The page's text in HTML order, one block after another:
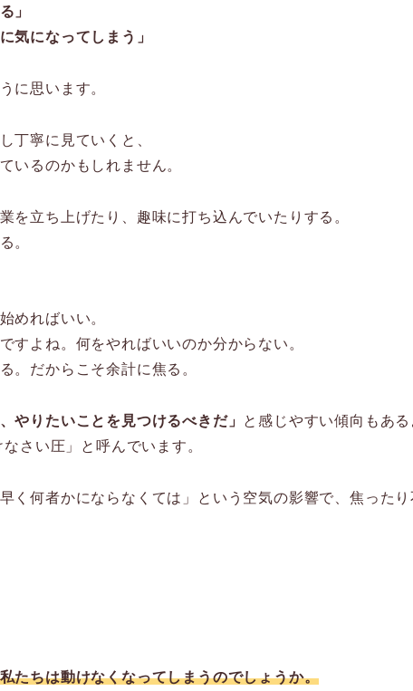
」
気になってしまう」
に思います。
丁寧に見ていくと、
いるのかもしれません。
を立ち上げたり、趣味に打ち込んでいたりする。
。
めればいい。
すよね。何をやればいいのか分からない。
。だからこそ余計に焦る。
やりたいことを見つけるべきだ」 と感じやすい傾向もある
さい圧」と呼んでいます。
く何者かにならなくては」という空気の影響で、焦ったり
たちは動けなくなってしまうのでしょうか。